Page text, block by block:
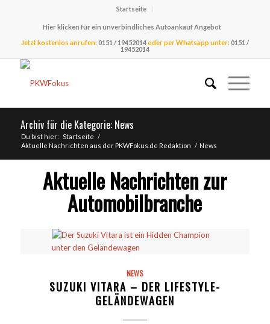
Startseite
Hier klicken für ein unverbindliches Autoankauf Angebot
Jetzt kostenlos anrufen:0151 / 19452014oder per Whatsapp unter:0151 /
19452014
Archiv für die Kategorie: News
Du bist hier: Startseite /
Aktuelle Nachrichten aus der PKWFokus.de Redaktion / News
Aktuelle Nachrichten zur
Automobilbranche
NEWS
SUZUKI VITARA – DER LIFESTYLE-
GELÄNDEWAGEN